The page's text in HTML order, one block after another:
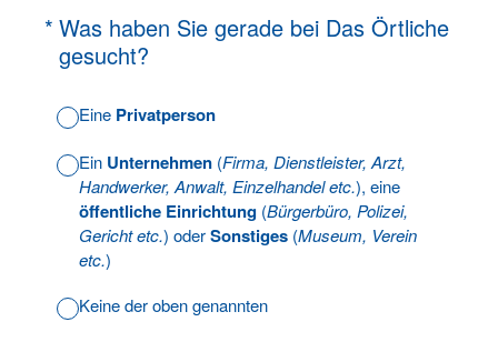
* Was haben Sie gerade bei Das Örtliche
gesucht?
(Erforderlich.)
Eine Privatperson
Ein Unternehmen (Firma, Dienstleister, Arzt,
Handwerker, Anwalt, Einzelhandel etc.), eine
öffentliche Einrichtung (Bürgerbüro, Polizei,
Gericht etc.) oderSonstiges (Museum, Verein
etc.)
Keine der oben genannten